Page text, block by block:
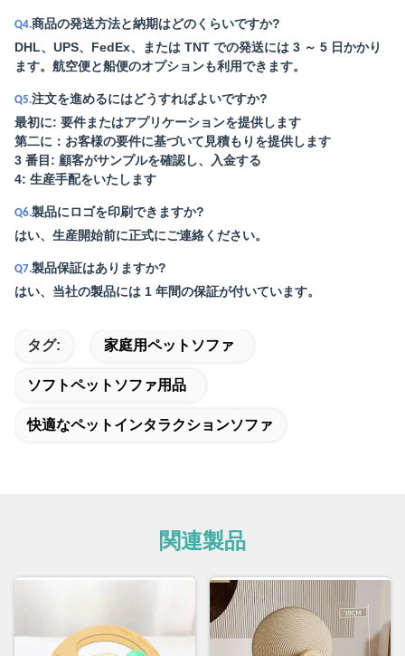
Q4.商品の発送方法と納期はどのくらいですか?
DHL、UPS、FedEx、または TNT での発送には 3 ～ 5 日かかり
ます。航空便と船便のオプションも利用できます。
Q5.注文を進めるにはどうすればよいですか?
最初に: 要件またはアプリケーションを提供します
第二に：お客様の要件に基づいて見積もりを提供します
3 番目: 顧客がサンプルを確認し、入金する
4: 生産手配をいたします
Q6.製品にロゴを印刷できますか?
はい、生産開始前に正式にご連絡ください。
Q7.製品保証はありますか?
はい、当社の製品には 1 年間の保証が付いています。
タグ: 家庭用ペットソファ
ソフトペットソファ用品
快適なペットインタラクションソファ
関連製品